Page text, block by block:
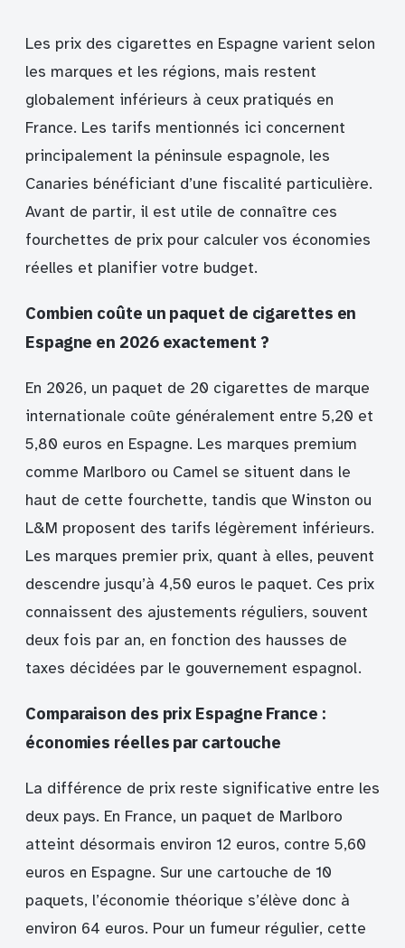
Les prix des cigarettes en Espagne varient selon
les marques et les régions, mais restent
globalement inférieurs à ceux pratiqués en
France. Les tarifs mentionnés ici concernent
principalement la péninsule espagnole, les
Canaries bénéficiant d’une fiscalité particulière.
Avant de partir, il est utile de connaître ces
fourchettes de prix pour calculer vos économies
réelles et planifier votre budget.
Combien coûte un paquet de cigarettes en
Espagne en 2026 exactement ?
En 2026, un paquet de 20 cigarettes de marque
internationale coûte généralement entre 5,20 et
5,80 euros en Espagne. Les marques premium
comme Marlboro ou Camel se situent dans le
haut de cette fourchette, tandis que Winston ou
L&M proposent des tarifs légèrement inférieurs.
Les marques premier prix, quant à elles, peuvent
descendre jusqu’à 4,50 euros le paquet. Ces prix
connaissent des ajustements réguliers, souvent
deux fois par an, en fonction des hausses de
taxes décidées par le gouvernement espagnol.
Comparaison des prix Espagne France :
économies réelles par cartouche
La différence de prix reste significative entre les
deux pays. En France, un paquet de Marlboro
atteint désormais environ 12 euros, contre 5,60
euros en Espagne. Sur une cartouche de 10
paquets, l’économie théorique s’élève donc à
environ 64 euros. Pour un fumeur régulier, cette